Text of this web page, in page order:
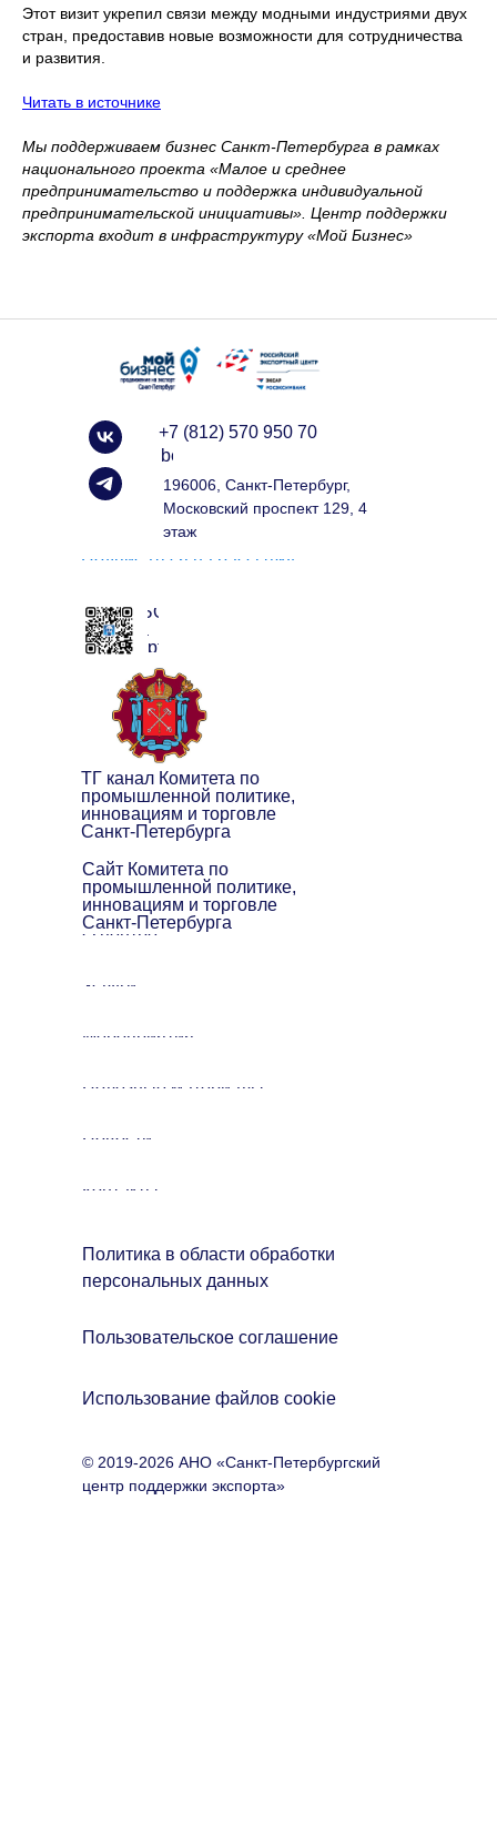
Этот визит укрепил связи между модными индустриями двух
стран, предоставив новые возможности для сотрудничества
и развития.
Читать в источнике
Мы поддерживаем бизнес Санкт-Петербурга в рамках
национального проекта «Малое и среднее
предпринимательство и поддержка индивидуальной
предпринимательской инициативы». Центр поддержки
экспорта входит в инфраструктуру «Мой Бизнес»
196006, Санкт-Петербург,
Московский проспект 129, 4
этаж
+7 (812) 570 950 70
info@spbexport.ru
О центре
Услуги
Мероприятия
Полезные материалы
Новости
Контакты
Подписаться на рассылку
Пользовательское соглашение
Использование файлов cookie
Политика в области обработки
персональных данных
© 2019-2026 АНО «Санкт-Петербургский
центр поддержки экспорта»
ЧАТ БОТ
клуба
экспортёров
ТГ канал Комитета по
промышленной политике,
инновациям и торговле
Санкт-Петербурга
Сайт Комитета по
промышленной политике,
инновациям и торговле
Санкт-Петербурга